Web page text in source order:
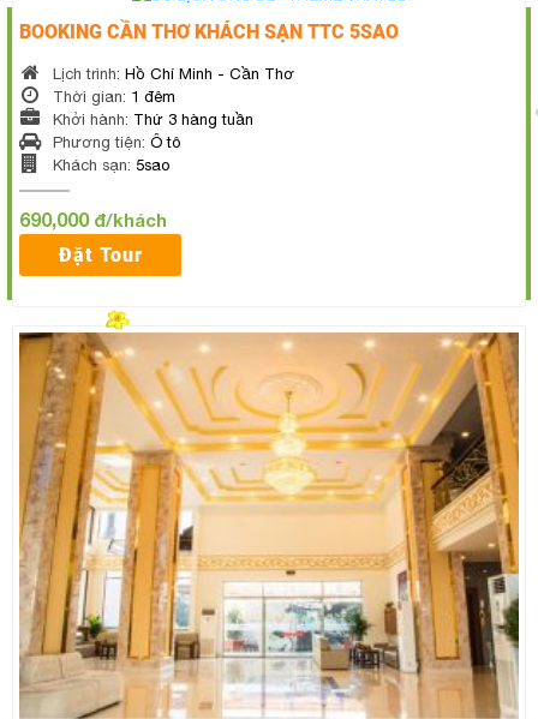
BOOKING CẦN THƠ KHÁCH SẠN TTC 5SAO
Lịch trình: Hồ Chí Minh - Cần Thơ
Thời gian: 1 đêm
Khởi hành: Thứ 3 hàng tuần
Phương tiện: Ô tô
Khách sạn: 5sao
690,000 đ/khách
Đặt Tour